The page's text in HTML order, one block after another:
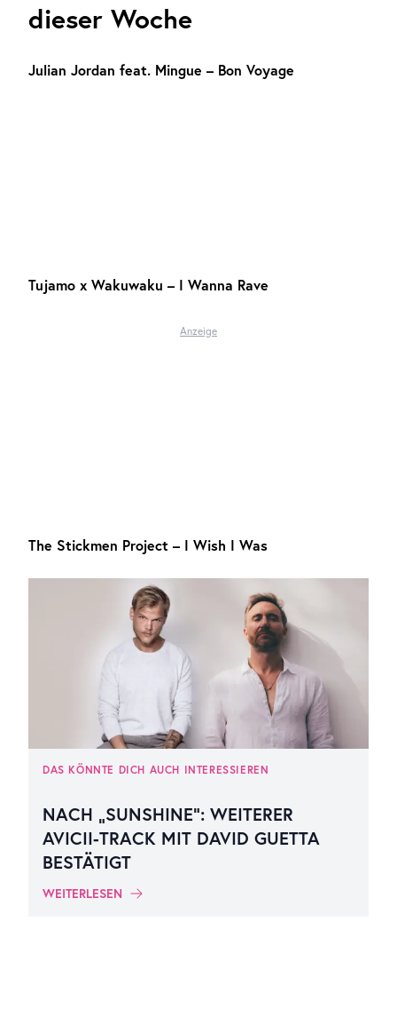
dieser Woche
Julian Jordan feat. Mingue – Bon Voyage
Tujamo x Wakuwaku – I Wanna Rave
Anzeige
The Stickmen Project – I Wish I Was
DAS KÖNNTE DICH AUCH INTERESSIEREN
NACH „SUNSHINE“: WEITERER
AVICII-TRACK MIT DAVID GUETTA
BESTÄTIGT
WEITERLESEN